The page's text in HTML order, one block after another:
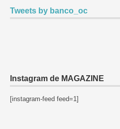
Tweets by banco_oc
Instagram de MAGAZINE
[instagram-feed feed=1]